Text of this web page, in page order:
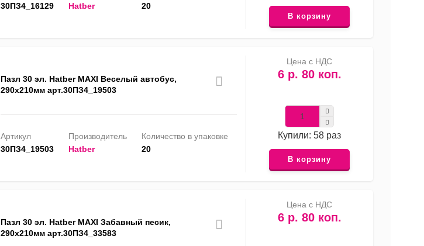
30ПЗ4_16129
Hatber
20
В корзину
Пазл 30 эл. Hatber MAXI Веселый автобус,
290х210мм арт.30ПЗ4_19503
Артикул
30ПЗ4_19503
Производитель
Hatber
Количество в упаковке
20
Цена с НДС
6 р. 80 коп.
Купили: 58 раз
В корзину
Пазл 30 эл. Hatber MAXI Забавный песик,
290х210мм арт.30ПЗ4_33583
Цена с НДС
6 р. 80 коп.